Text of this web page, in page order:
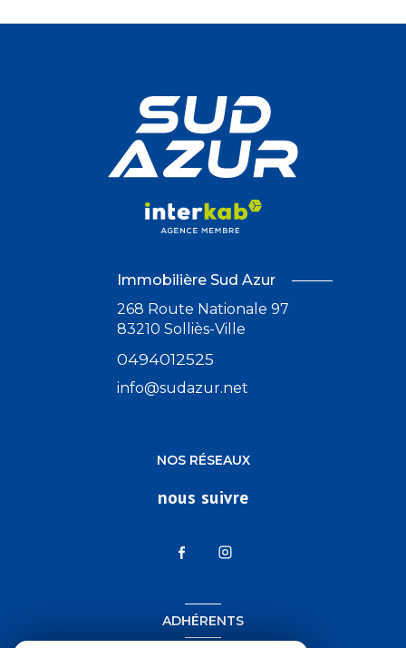
Immobilière Sud Azur
268 Route Nationale 97
83210 Solliès-Ville
0494012525
info@sudazur.net
NOS RÉSEAUX
nous suivre
ADHÉRENTS